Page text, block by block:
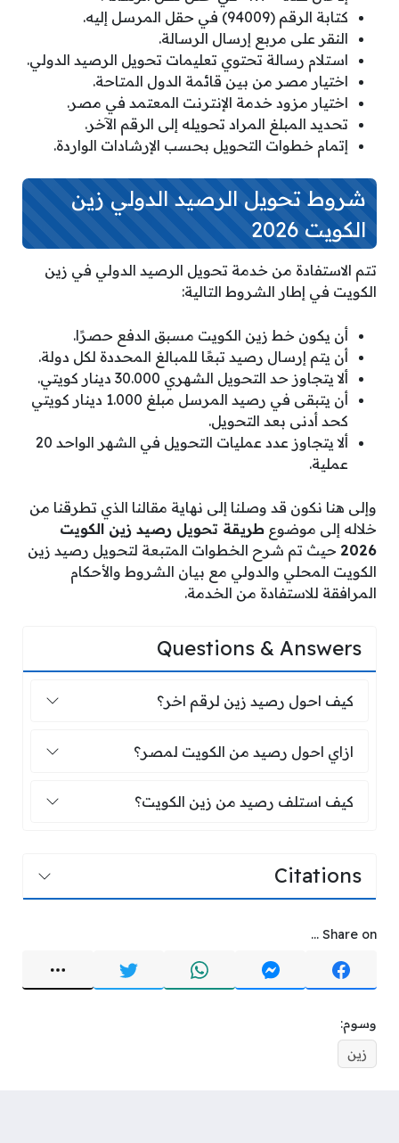
كتابة الرقم (94009) في حقل المرسل إليه.
النقر على مربع إرسال الرسالة.
استلام رسالة تحتوي تعليمات تحويل الرصيد الدولي.
اختيار مصر من بين قائمة الدول المتاحة.
اختيار مزود خدمة الإنترنت المعتمد في مصر.
تحديد المبلغ المراد تحويله إلى الرقم الآخر.
إتمام خطوات التحويل بحسب الإرشادات الواردة.
شروط تحويل الرصيد الدولي زين
الكويت 2026
تتم الاستفادة من خدمة تحويل الرصيد الدولي في زين
الكويت في إطار الشروط التالية:
أن يكون خط زين الكويت مسبق الدفع حصرًا.
أن يتم إرسال رصيد تبعًا للمبالغ المحددة لكل دولة.
ألا يتجاوز حد التحويل الشهري 30.000 دينار كويتي.
أن يتبقى في رصيد المرسل مبلغ 1.000 دينار كويتي
كحد أدنى بعد التحويل.
ألا يتجاوز عدد عمليات التحويل في الشهر الواحد 20
عملية.
وإلى هنا نكون قد وصلنا إلى نهاية مقالنا الذي تطرقنا من
خلاله إلى موضوع طريقة تحويل رصيد زين الكويت
2026 حيث تم شرح الخطوات المتبعة لتحويل رصيد زين
الكويت المحلي والدولي مع بيان الشروط والأحكام
المرافقة للاستفادة من الخدمة.
Questions & Answers
كيف احول رصيد زين لرقم اخر؟
كيف احول رصيد زين لرقم اخر؟
ازاي احول رصيد من الكويت لمصر؟
ازاي احول رصيد من الكويت لمصر؟
كيف استلف رصيد من زين الكويت؟
كيف استلف رصيد من زين الكويت؟
Citations
Share on ...
وسوم:
زين